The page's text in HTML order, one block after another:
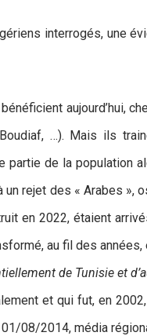
interrogés, une
aujourd’hui,
…). Mais ils
partie de la population
rejet des « Arabes »,
en 2022, étaient
au fil des
de Tunisie et
et qui fut, en
08/2014, média